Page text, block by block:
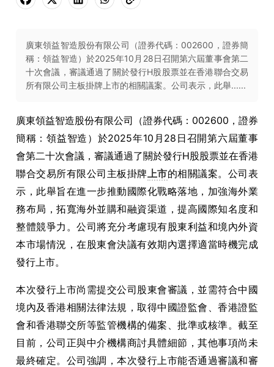
廣東領益智造股份有限公司（證券代碼：002600，證券簡
稱：領益智造）於2025年10月28日召開第六屆董事會第二
十次會議，審議通過了關於發行H股股票並在香港聯合交易
所有限公司主板掛牌上市的相關議案。公司表示，此舉......
廣東領益智造股份有限公司（證券代碼：002600，證券
簡稱：領益智造）於2025年10月28日召開第六屆董事
會第二十次會議，審議通過了關於發行H股股票並在香港
聯合交易所有限公司主板掛牌上市的相關議案。公司表
示，此舉旨在進一步推動國際化戰略落地，加強海外業
務布局，拓寬海外並購和融資渠道，提高國際知名度和
整體競爭力。公司將充分考慮現有股東利益和境內外資
本市場情況，在股東會決議有效期內選擇適當時機完成
發行上市。
本次發行上市尚需提交公司股東會審議，並需符合中國
境內及香港相關法律法規，取得中國證監會、香港證監
會和香港聯交所等監管機構的備案、批準或核準。截至
目前，公司正與中介機構商討具體細節，其他事項尚未
最終確定。公司強調，本次發行上市能否通過審議和審